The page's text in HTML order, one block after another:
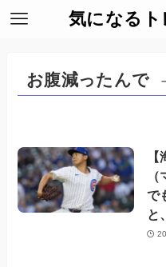
気になるト
お腹減ったんで
で
と